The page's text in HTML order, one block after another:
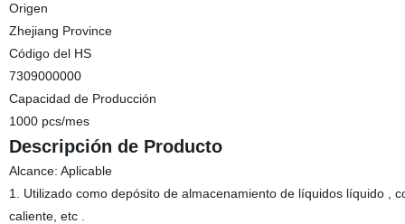
Origen
Zhejiang Province
Código del HS
7309000000
Capacidad de Producción
1000 pcs/mes
Descripción de Producto
Alcance: Aplicable
1. Utilizado como depósito de almacenamiento de líquidos líquido ,
caliente, etc .